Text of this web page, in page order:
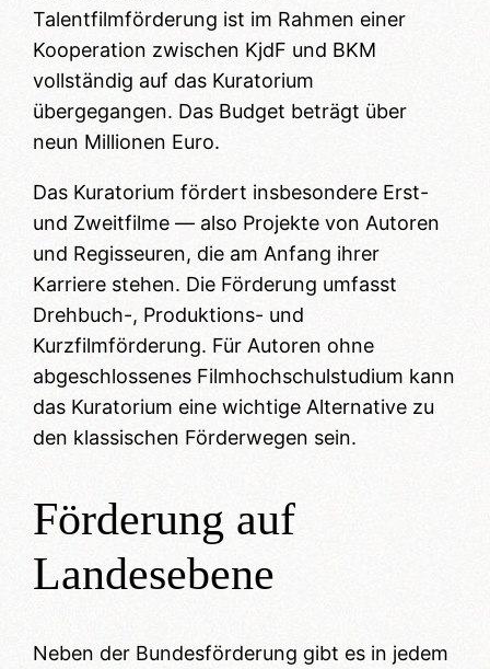
Talentfilmförderung ist im Rahmen einer
Kooperation zwischen KjdF und BKM
vollständig auf das Kuratorium
übergegangen. Das Budget beträgt über
neun Millionen Euro.
Das Kuratorium fördert insbesondere Erst-
und Zweitfilme — also Projekte von Autoren
und Regisseuren, die am Anfang ihrer
Karriere stehen. Die Förderung umfasst
Drehbuch-, Produktions- und
Kurzfilmförderung. Für Autoren ohne
abgeschlossenes Filmhochschulstudium kann
das Kuratorium eine wichtige Alternative zu
den klassischen Förderwegen sein.
Förderung auf
Landesebene
Neben der Bundesförderung gibt es in jedem